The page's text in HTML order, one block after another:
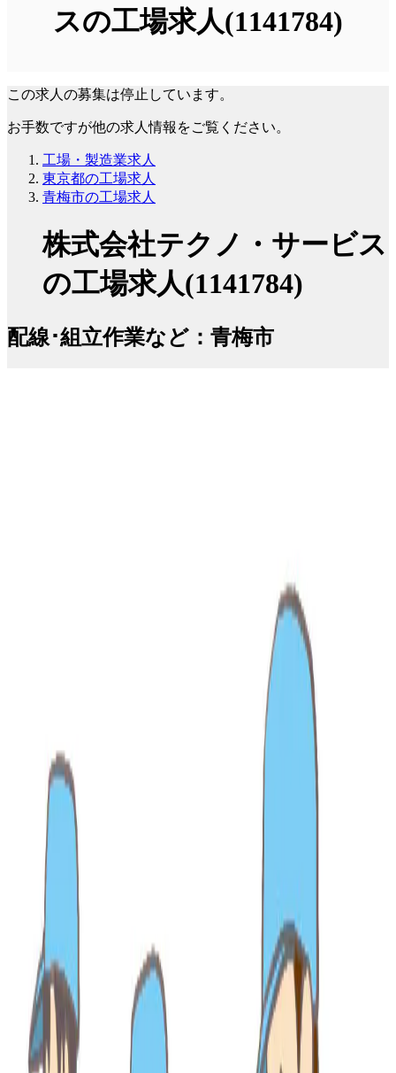
スの工場求人(1141784)
この求人の募集は停止しています。
お手数ですが他の求人情報をご覧ください。
工場・製造業求人
東京都の工場求人
青梅市の工場求人
株式会社テクノ・サービス
の工場求人(1141784)
配線･組立作業など：青梅市